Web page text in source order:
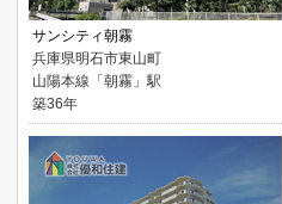
サンシティ朝霧
兵庫県明石市東山町
山陽本線「朝霧」駅
築36年